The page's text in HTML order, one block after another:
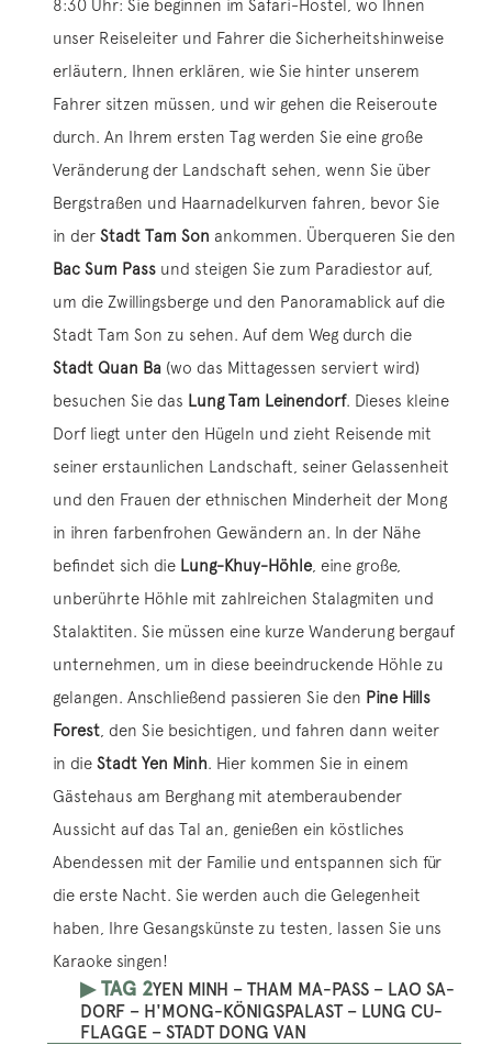
8:30 Uhr: Sie beginnen im Safari-Hostel, wo Ihnen
unser Reiseleiter und Fahrer die Sicherheitshinweise
erläutern, Ihnen erklären, wie Sie hinter unserem
Fahrer sitzen müssen, und wir gehen die Reiseroute
durch. An Ihrem ersten Tag werden Sie eine große
Veränderung der Landschaft sehen, wenn Sie über
Bergstraßen und Haarnadelkurven fahren, bevor Sie
in der Stadt Tam Son ankommen. Überqueren Sie den
Bac Sum Pass und steigen Sie zum Paradiestor auf,
um die Zwillingsberge und den Panoramablick auf die
Stadt Tam Son zu sehen. Auf dem Weg durch die
Stadt Quan Ba (wo das Mittagessen serviert wird)
besuchen Sie das Lung Tam Leinendorf. Dieses kleine
Dorf liegt unter den Hügeln und zieht Reisende mit
seiner erstaunlichen Landschaft, seiner Gelassenheit
und den Frauen der ethnischen Minderheit der Mong
in ihren farbenfrohen Gewändern an. In der Nähe
befindet sich die Lung-Khuy-Höhle, eine große,
unberührte Höhle mit zahlreichen Stalagmiten und
Stalaktiten. Sie müssen eine kurze Wanderung bergauf
unternehmen, um in diese beeindruckende Höhle zu
gelangen. Anschließend passieren Sie den Pine Hills
Forest , den Sie besichtigen, und fahren dann weiter
in die Stadt Yen Minh. Hier kommen Sie in einem
Gästehaus am Berghang mit atemberaubender
Aussicht auf das Tal an, genießen ein köstliches
Abendessen mit der Familie und entspannen sich für
die erste Nacht. Sie werden auch die Gelegenheit
haben, Ihre Gesangskünste zu testen, lassen Sie uns
Karaoke singen!
▶ TAG 2YEN MINH – THAM MA-PASS – LAO SA-
DORF – H'MONG-KÖNIGSPALAST – LUNG CU-
FLAGGE – STADT DONG VAN